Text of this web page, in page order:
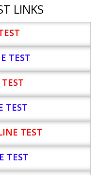
LINKS
TEST
TEST
TEST
TEST